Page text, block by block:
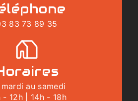
83 73 89 35
mardi au samedi
- 12h | 14h - 18h